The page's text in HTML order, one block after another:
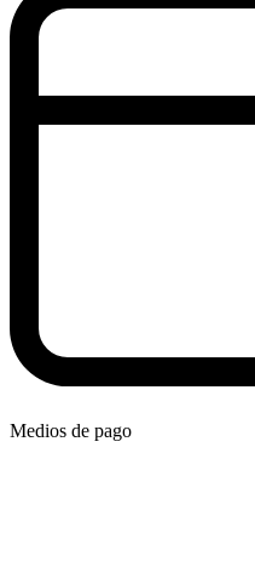
Medios de pago